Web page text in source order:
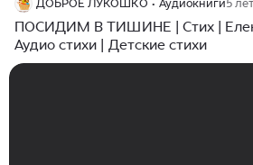
ДОБРОЕ ЛУКОШКО • Аудиокниги5 лет
ПОСИДИМ В ТИШИНЕ | Стих |
Аудио стихи | Детские стихи